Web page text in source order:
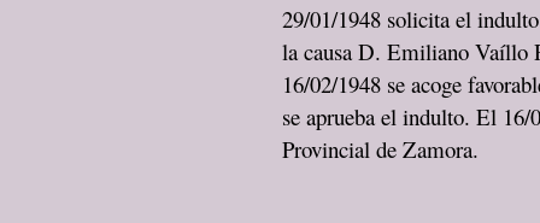
29/01/1948 solicita el
la causa D. Emiliano Vaíllo
16/02/1948 se acoge
se aprueba el indulto. El
Provincial de Zamora.